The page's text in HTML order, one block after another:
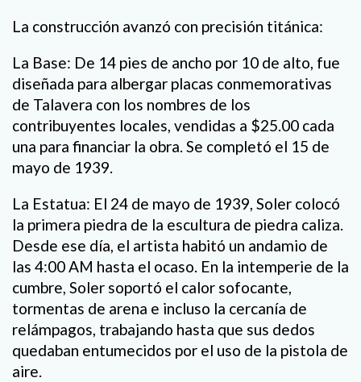
La construcción avanzó con precisión titánica:
La Base: De 14 pies de ancho por 10 de alto, fue
diseñada para albergar placas conmemorativas
de Talavera con los nombres de los
contribuyentes locales, vendidas a $25.00 cada
una para financiar la obra. Se completó el 15 de
mayo de 1939.
La Estatua: El 24 de mayo de 1939, Soler colocó
la primera piedra de la escultura de piedra caliza.
Desde ese día, el artista habitó un andamio de
las 4:00 AM hasta el ocaso. En la intemperie de la
cumbre, Soler soportó el calor sofocante,
tormentas de arena e incluso la cercanía de
relámpagos, trabajando hasta que sus dedos
quedaban entumecidos por el uso de la pistola de
aire.